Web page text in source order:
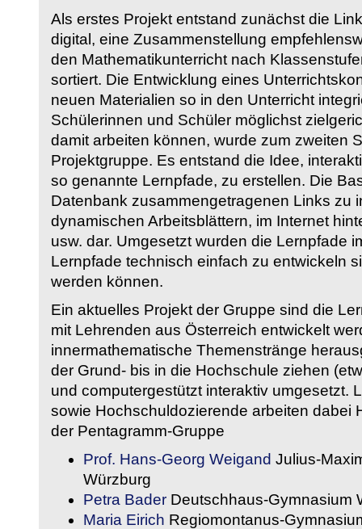
Als erstes Projekt entstand zunächst die
digital, eine Zusammenstellung
den Mathematikunterricht nach
sortiert. Die Entwicklung eines
neuen Materialien so in den Unterricht
Schülerinnen und Schüler möglichst
damit arbeiten können, wurde zum zweiten
Projektgruppe. Es entstand die Idee,
so genannte Lernpfade, zu erstellen. Die
Datenbank zusammengetragenen Links zu
dynamischen Arbeitsblättern, im Internet
usw. dar. Umgesetzt wurden die Lernpfade
Lernpfade technisch einfach zu entwickeln
werden können.
Ein aktuelles Projekt der Gruppe sind die
mit Lehrenden aus Österreich entwickelt
innermathematische Themenstränge
der Grund- bis in die Hochschule ziehen
und computergestützt interaktiv umgesetzt.
sowie Hochschuldozierende arbeiten dabei
der Pentagramm-Gruppe
Prof. Hans-Georg Weigand Julius-
Würzburg
Petra Bader Deutschhaus-Gymnasium
Maria Eirich Regiomontanus-